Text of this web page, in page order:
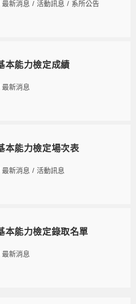
最新消息 / 活動訊息 / 系所公告
本能力檢定成績
最新消息
本能力檢定場次表
最新消息 / 活動訊息
本能力檢定錄取名單
最新消息